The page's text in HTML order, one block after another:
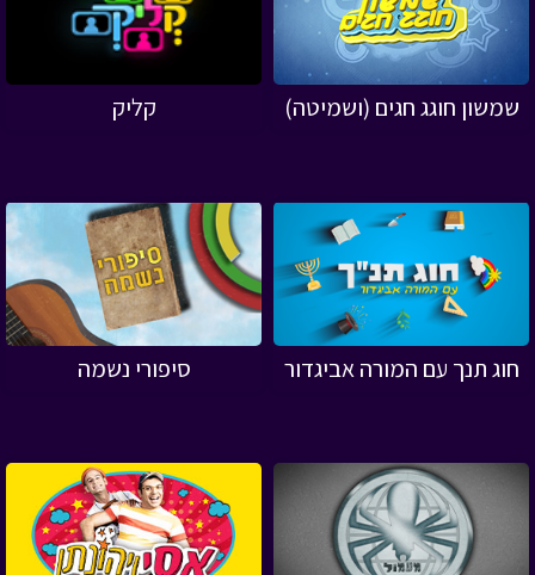
שמשון חוגג חגים (ושמיטה) קליק
חוג תנך עם המורה אביגדור סיפורי נשמה